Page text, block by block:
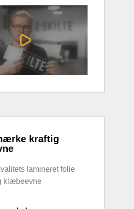
kraftig
lamineret folie
klæbeevne